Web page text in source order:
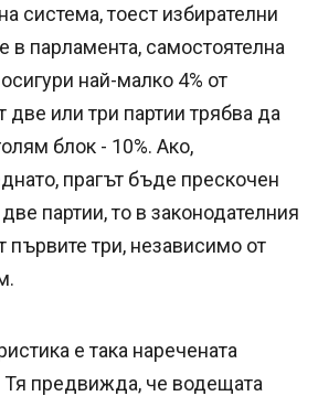
система, тоест избирателни
в парламента, самостоятелна
най-малко 4% от
две или три партии трябва да
блок - 10%. Ако,
прагът бъде прескочен
партии, то в законодателния
първите три, независимо от
е така наречената
Тя предвижда, че водещата